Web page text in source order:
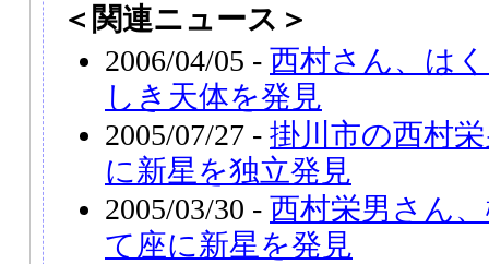
＜関連ニュース＞
2006/04/05 - 西村さん、は
しき天体を発見
2005/07/27 - 掛川市の西村
に新星を独立発見
2005/03/30 - 西村栄男さん
て座に新星を発見